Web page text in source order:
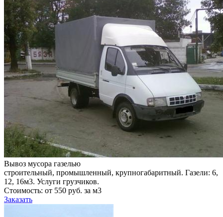
Вывоз мусора газелью
строительный, промышленный, крупногабаритный. Газели: 6,
12, 16м3. Услуги грузчиков.
Стоимость: от 550 руб. за м3
Заказать